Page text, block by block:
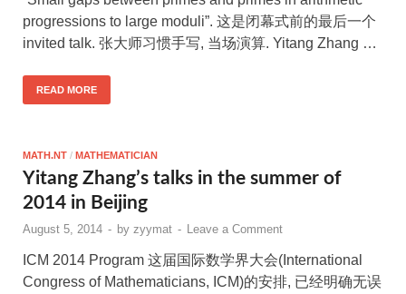
progressions to large moduli”. 这是闭幕式前的最后一个
invited talk. 张大师习惯手写, 当场演算. Yitang Zhang …
READ MORE
MATH.NT / MATHEMATICIAN
Yitang Zhang’s talks in the summer of
2014 in Beijing
August 5, 2014 - by zyymat - Leave a Comment
ICM 2014 Program 这届国际数学界大会(International
Congress of Mathematicians, ICM)的安排, 已经明确无误